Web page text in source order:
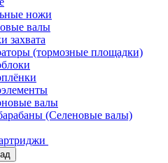
ножи
валы
захвата
(тормозные площадки)
валы
(Селеновые валы)